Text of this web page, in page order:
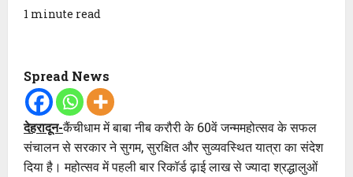
1 minute read
Spread News
देहरादून-कैंचीधाम में बाबा नीब करौरी के 60वें जन्ममहोत्सव के सफल
संचालन से सरकार ने सुगम, सुरक्षित और सुव्यवस्थित यात्रा का संदेश
दिया है। महोत्सव में पहली बार रिकॉर्ड ढ़ाई लाख से ज्यादा श्रद्धालुओं